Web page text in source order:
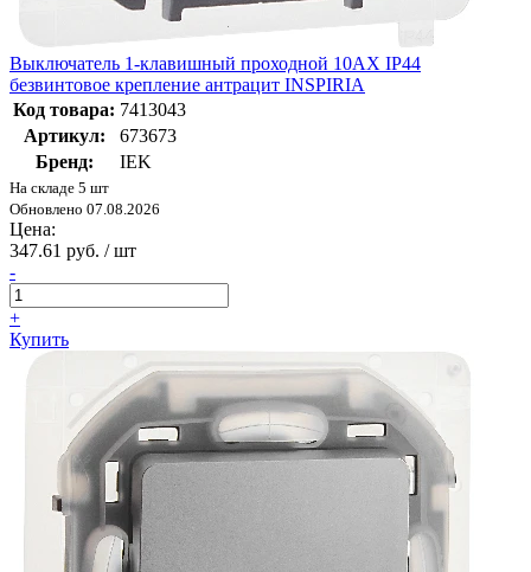
Выключатель 1-клавишный проходной 10АХ IP44
безвинтовое крепление антрацит INSPIRIA
Код товара: 7413043
Артикул:
673673
Бренд:
IEK
На складе 5 шт
Обновлено 07.08.2026
Цена:
347.61 руб. / шт
-
+
Купить